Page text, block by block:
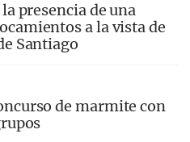
presencia de una
a la vista de
Santiago
de marmite con